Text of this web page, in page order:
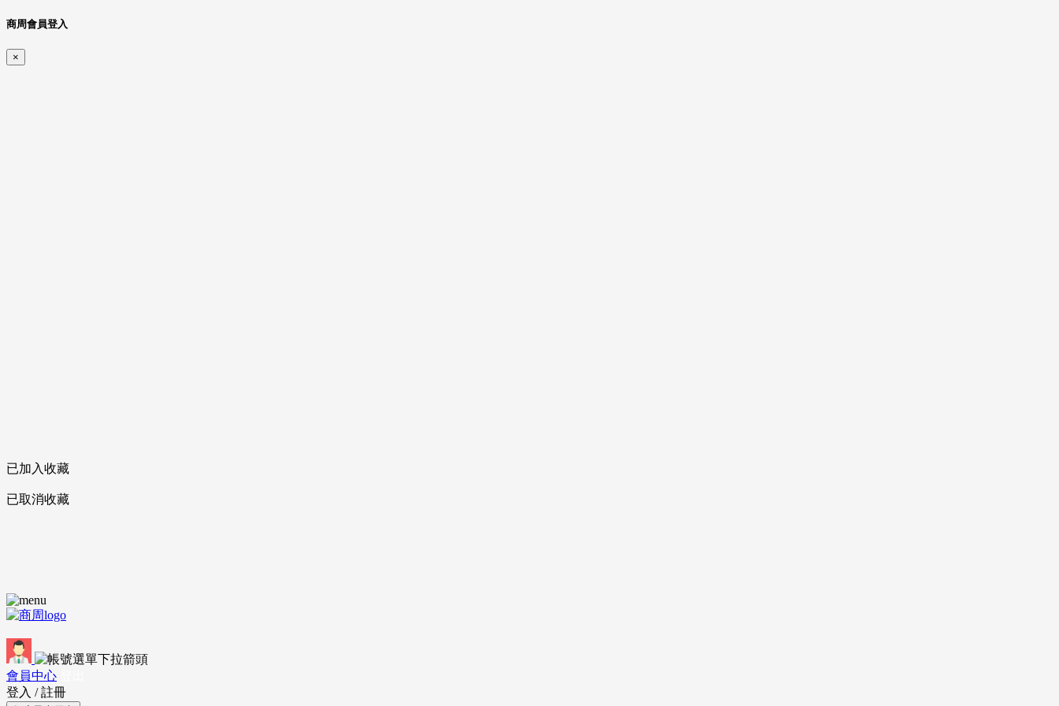
商周會員登入
×
已加入收藏
已取消收藏
會員中心
登入 / 註冊